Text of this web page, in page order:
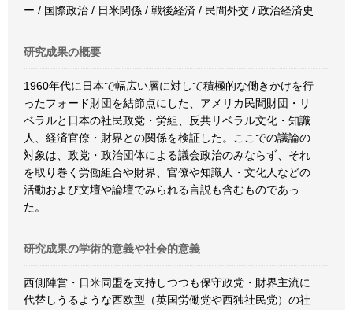
ー / 国際政治 / 日米関係 / 戦後経済 / 民間外交 / 政治経済史
研究成果の概要
1960年代に日本で幅広い層に対して積極的な働きかけを行
ったフォード財団を結節点にした、アメリカ民間財団・リ
ベラルと日本の社民政党・労組、反共リベラル文化・知識
人、経済官僚・財界との関係を検証した。ここでの議論の
対象は、政党・政治団体による議会政治のみならず、それ
を取り巻く労働組合や財界、官僚や知識人・文化人などの
活動および文壇や論壇でみられる言説も含むものであっ
た。
研究成果の学術的意義や社会的意義
西側陣営・日米同盟を支持しつつも保守政党・財界主流に
代替しうるような西欧型（英国労働党や西独社民党）の社